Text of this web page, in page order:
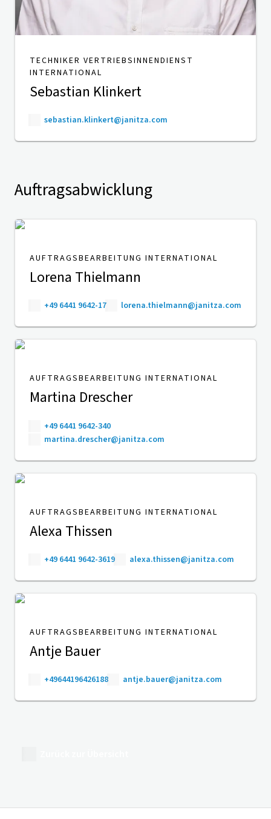
TECHNIKER VERTRIEBSINNENDIENST
INTERNATIONAL
Sebastian Klinkert
sebastian.klinkert@janitza.com
Auftragsabwicklung
AUFTRAGSBEARBEITUNG INTERNATIONAL
Lorena Thielmann
+49 6441 9642-17 lorena.thielmann@janitza.com
AUFTRAGSBEARBEITUNG INTERNATIONAL
Martina Drescher
+49 6441 9642-340
martina.drescher@janitza.com
AUFTRAGSBEARBEITUNG INTERNATIONAL
Alexa Thissen
+49 6441 9642-3619 alexa.thissen@janitza.com
AUFTRAGSBEARBEITUNG INTERNATIONAL
Antje Bauer
+49644196426188 antje.bauer@janitza.com